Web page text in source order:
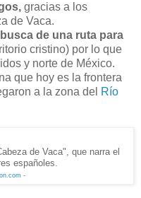
gracias a los
de Vaca.
de una ruta para
cristino) por lo que
y norte de México.
que hoy es la frontera
a la zona del Río
de Vaca", que narra el
españoles.
-